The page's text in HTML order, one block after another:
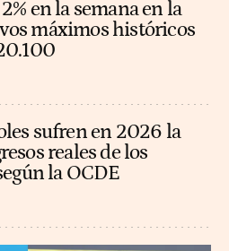
en la semana en la
máximos históricos
sufren en 2026 la
reales de los
la OCDE